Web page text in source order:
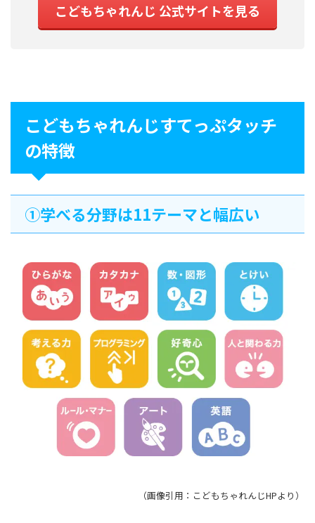
こどもちゃれんじ 公式サイトを見る
こどもちゃれんじすてっぷタッチ
の特徴
①学べる分野は11テーマと幅広い
（画像引用：こどもちゃれんじHPより）